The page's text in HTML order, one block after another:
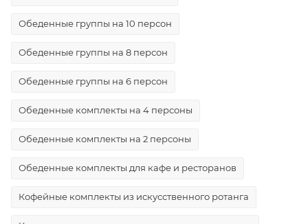
Обеденные группы на 10 персон
Обеденные группы на 8 персон
Обеденные группы на 6 персон
Обеденные комплекты на 4 персоны
Обеденные комплекты на 2 персоны
Обеденные комплекты для кафе и ресторанов
Кофейные комплекты из искусственного ротанга